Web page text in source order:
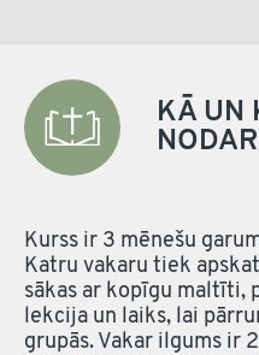
KĀ UN
Kurss ir 3 mēnešu
Katru vakaru tiek
sākas ar kopīgu maltīti,
lekcija un laiks, lai
grupās. Vakar ilgums ir